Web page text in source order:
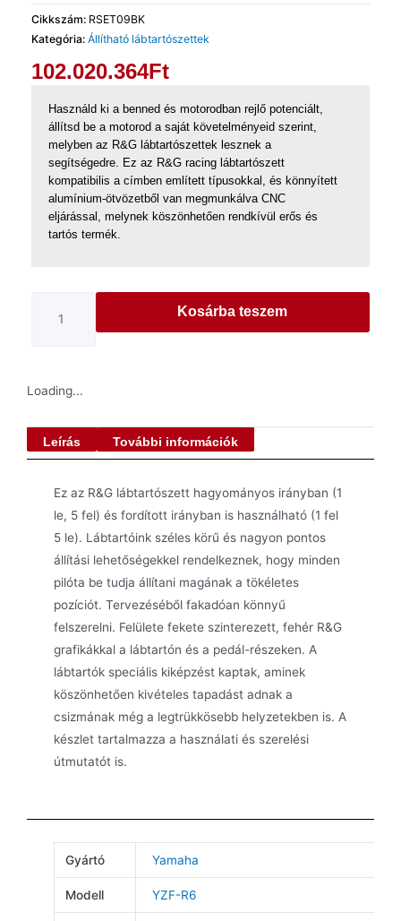
Cikkszám: RSET09BK
Kategória: Állítható lábtartószettek
102.020.364Ft
Használd ki a benned és motorodban rejlő potenciált,
állítsd be a motorod a saját követelményeid szerint,
melyben az R&G lábtartószettek lesznek a
segítségedre. Ez az R&G racing lábtartószett
kompatibilis a címben említett típusokkal, és könnyített
alumínium-ötvözetből van megmunkálva CNC
eljárással, melynek köszönhetően rendkívül erős és
tartós termék.
Kosárba teszem
Loading...
Leírás További információk
Ez az R&G lábtartószett hagyományos irányban (1
le, 5 fel) és fordított irányban is használható (1 fel
5 le). Lábtartóink széles körű és nagyon pontos
állítási lehetőségekkel rendelkeznek, hogy minden
pilóta be tudja állítani magának a tökéletes
pozíciót. Tervezéséből fakadóan könnyű
felszerelni. Felülete fekete szinterezett, fehér R&G
grafikákkal a lábtartón és a pedál-részeken. A
lábtartók speciális kiképzést kaptak, aminek
köszönhetően kivételes tapadást adnak a
csizmának még a legtrükkösebb helyzetekben is. A
készlet tartalmazza a használati és szerelési
útmutatót is.
Gyártó Yamaha
Modell YZF-R6